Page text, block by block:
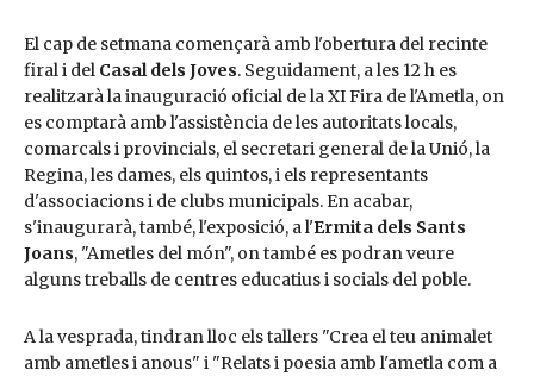
El cap de setmana començarà amb l'obertura del recinte
firal i del Casal dels Joves. Seguidament, a les 12 h es
realitzarà la inauguració oficial de la XI Fira de l'Ametla, on
es comptarà amb l'assistència de les autoritats locals,
comarcals i provincials, el secretari general de la Unió, la
Regina, les dames, els quintos, i els representants
d'associacions i de clubs municipals. En acabar,
s'inaugurarà, també, l'exposició, a l'Ermita dels Sants
Joans, "Ametles del món", on també es podran veure
alguns treballs de centres educatius i socials del poble.
A la vesprada, tindran lloc els tallers "Crea el teu animalet
amb ametles i anous" i "Relats i poesia amb l'ametla com a